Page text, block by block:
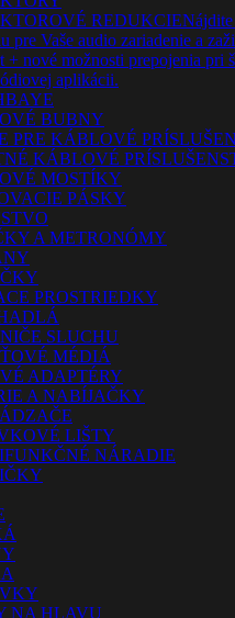
REDUKCIE
pre Vaše audio zariadenie a
+ nové možnosti prepojenia pri
aplikácii.
BUBNY
PRE KÁBLOVÉ
KÁBLOVÉ
MOSTÍKY
PÁSKY
A METRONÓMY
PROSTRIEDKY
SLUCHU
MÉDIÁ
ADAPTÉRY
A NABÍJAČKY
LIŠTY
NÁRADIE
NA HLAVU